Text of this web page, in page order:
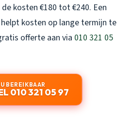
kosten €180 tot €240. Een
kosten op lange termijn te
offerte aan via 010 321 05
BEREIKBAAR
010 321 05 97